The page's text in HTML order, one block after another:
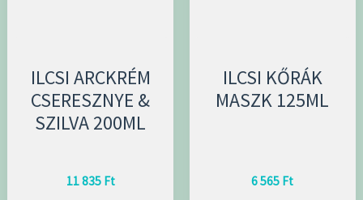
ILCSI ARCKRÉM
CSERESZNYE &
SZILVA 200ML
11 835 Ft
ILCSI KŐRÁK
MASZK 125ML
6 565 Ft